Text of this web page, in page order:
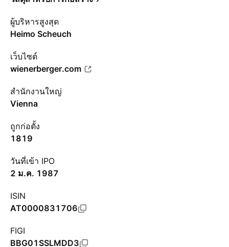
ผู้บริหารสูงสุด
Heimo Scheuch
เว็บไซต์
wienerberger.com
สำนักงานใหญ่
Vienna
ถูกก่อตั้ง
1819
วันที่เข้า IPO
2 ม.ค. 1987
ISIN
AT0000831706
FIGI
BBG01SSLMDD3